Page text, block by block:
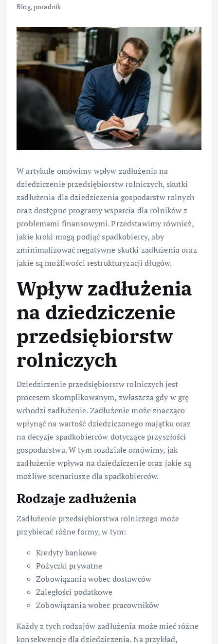
Blog,poradnik
W artykule omówimy wpływ zadłużenia na
dziedziczenie przedsiębiorstw rolniczych, skutki
zadłużenia dla dziedziczenia gospodarstw rolnych
oraz dostępne programy wsparcia dla rolników z
problemami finansowymi. Przedstawimy również,
jakie kroki mogą podjąć spadkobiercy, aby
zminimalizować negatywne skutki zadłużenia oraz
jakie są możliwości restrukturyzacji długów.
Wpływ zadłużenia
na dziedziczenie
przedsiębiorstw
rolniczych
Dziedziczenie przedsiębiorstw rolniczych jest
procesem skomplikowanym, zwłaszcza gdy w grę
wchodzi zadłużenie. Zadłużenie może znacząco
wpłynąć na wartość dziedziczonego majątku oraz
na decyzje spadkobierców dotyczące przyszłości
gospodarstwa. W tym rozdziale omówimy, jak
zadłużenie wpływa na dziedziczenie oraz jakie są
możliwe scenariusze dla spadkobierców.
Rodzaje zadłużenia
Zadłużenie przedsiębiorstwa rolniczego może
przybierać różne formy, w tym:
Kredyty bankowe
Pożyczki prywatne
Zobowiązania wobec dostawców
Zaległości podatkowe
Zobowiązania wobec pracowników
Każdy z tych rodzajów zadłużenia może mieć różne
konsekwencje dla dziedziczenia. Na przykład,